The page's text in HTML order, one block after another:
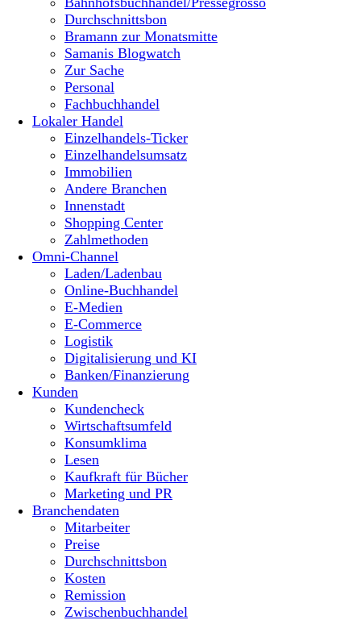
Durchschnittsbon
Bramann zur Monatsmitte
Samanis Blogwatch
Zur Sache
Personal
Fachbuchhandel
Lokaler Handel
Einzelhandels-Ticker
Einzelhandelsumsatz
Immobilien
Andere Branchen
Innenstadt
Shopping Center
Zahlmethoden
Omni-Channel
Laden/Ladenbau
Online-Buchhandel
E-Medien
E-Commerce
Logistik
Digitalisierung und KI
Banken/Finanzierung
Kunden
Kundencheck
Wirtschaftsumfeld
Konsumklima
Lesen
Kaufkraft für Bücher
Marketing und PR
Branchendaten
Mitarbeiter
Preise
Durchschnittsbon
Kosten
Remission
Zwischenbuchhandel